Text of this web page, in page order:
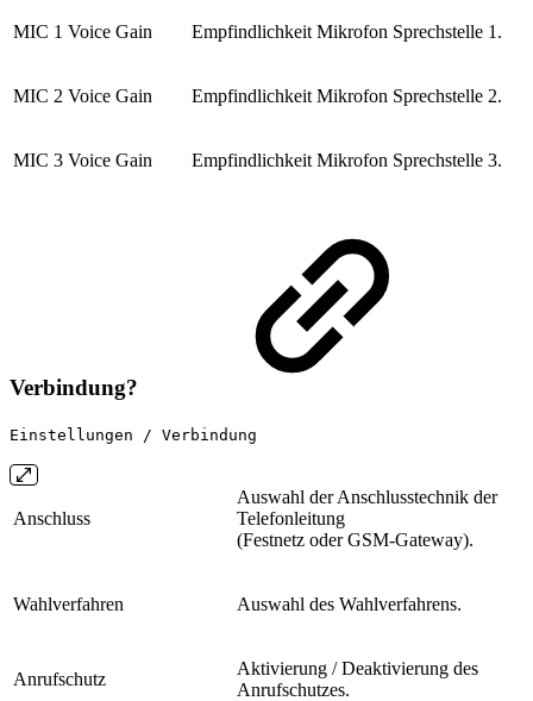
MIC 1 Voice Gain Empfindlichkeit Mikrofon Sprechstelle 1.
MIC 2 Voice Gain Empfindlichkeit Mikrofon Sprechstelle 2.
MIC 3 Voice Gain Empfindlichkeit Mikrofon Sprechstelle 3.
Verbindung?
Einstellungen / Verbindung
Anschluss
Auswahl der Anschlusstechnik der
Telefonleitung
(Festnetz oder GSM-Gateway).
Wahlverfahren Auswahl des Wahlverfahrens.
Anrufschutz
Aktivierung / Deaktivierung des
Anrufschutzes.